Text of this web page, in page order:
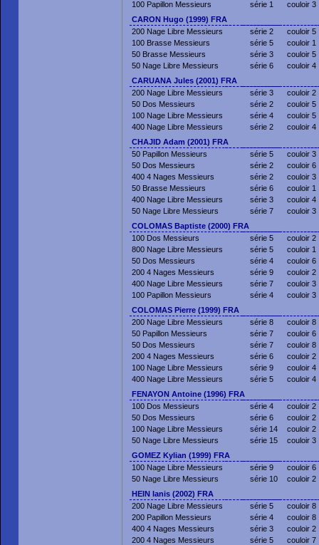
100 Papillon Messieurs
série 1
couloir 3
CARON Hugo (1999) FRA
200 Nage Libre Messieurs
série 2
couloir 5
100 Brasse Messieurs
série 5
couloir 1
50 Brasse Messieurs
série 3
couloir 5
50 Nage Libre Messieurs
série 6
couloir 4
CARUANA Jules (2001) FRA
200 Nage Libre Messieurs
série 3
couloir 2
50 Dos Messieurs
série 2
couloir 5
100 Nage Libre Messieurs
série 4
couloir 5
400 Nage Libre Messieurs
série 2
couloir 4
CHAJID Adam (2001) FRA
50 Papillon Messieurs
série 5
couloir 3
50 Dos Messieurs
série 2
couloir 6
400 4 Nages Messieurs
série 2
couloir 3
50 Brasse Messieurs
série 6
couloir 1
400 Nage Libre Messieurs
série 3
couloir 4
50 Nage Libre Messieurs
série 7
couloir 3
COLOMAS Baptiste (2000) FRA
100 Dos Messieurs
série 5
couloir 2
800 Nage Libre Messieurs
série 5
couloir 1
50 Dos Messieurs
série 4
couloir 6
200 4 Nages Messieurs
série 9
couloir 2
400 Nage Libre Messieurs
série 7
couloir 3
100 Papillon Messieurs
série 4
couloir 3
COLOMAS Pierre (1999) FRA
200 Nage Libre Messieurs
série 8
couloir 8
50 Papillon Messieurs
série 7
couloir 6
50 Dos Messieurs
série 7
couloir 8
200 4 Nages Messieurs
série 6
couloir 2
100 Nage Libre Messieurs
série 9
couloir 4
400 Nage Libre Messieurs
série 5
couloir 4
FENAYON Antoine (1996) FRA
100 Dos Messieurs
série 4
couloir 2
50 Dos Messieurs
série 6
couloir 2
100 Nage Libre Messieurs
série 14
couloir 2
50 Nage Libre Messieurs
série 15
couloir 3
GOMEZ Kylian (1999) FRA
100 Nage Libre Messieurs
série 9
couloir 6
50 Nage Libre Messieurs
série 10
couloir 2
HEIN Ianis (2002) FRA
200 Nage Libre Messieurs
série 5
couloir 8
200 Papillon Messieurs
série 4
couloir 8
400 4 Nages Messieurs
série 3
couloir 2
200 4 Nages Messieurs
série 5
couloir 7